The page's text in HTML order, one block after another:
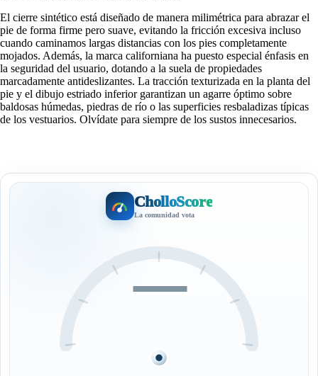
El cierre sintético está diseñado de manera milimétrica para abrazar el
pie de forma firme pero suave, evitando la fricción excesiva incluso
cuando caminamos largas distancias con los pies completamente
mojados. Además, la marca californiana ha puesto especial énfasis en
la seguridad del usuario, dotando a la suela de propiedades
marcadamente antideslizantes. La tracción texturizada en la planta del
pie y el dibujo estriado inferior garantizan un agarre óptimo sobre
baldosas húmedas, piedras de río o las superficies resbaladizas típicas
de los vestuarios. Olvídate para siempre de los sustos innecesarios.
CholloScore
La comunidad vota
—